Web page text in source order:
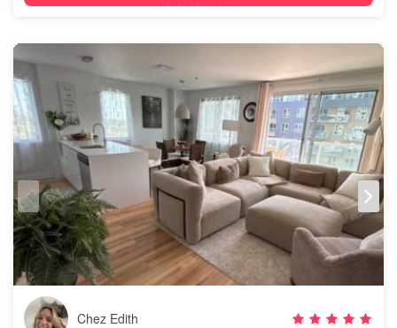
Chez Edith